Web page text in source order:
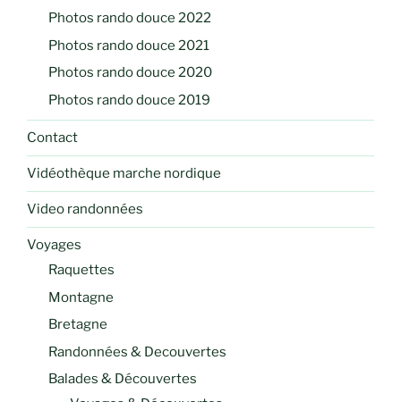
Photos rando douce 2022
Photos rando douce 2021
Photos rando douce 2020
Photos rando douce 2019
Contact
Vidéothèque marche nordique
Video randonnées
Voyages
Raquettes
Montagne
Bretagne
Randonnées & Decouvertes
Balades & Découvertes